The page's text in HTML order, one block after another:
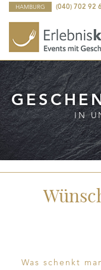
HAMBURG (040) 702 92
IN
Was schenkt